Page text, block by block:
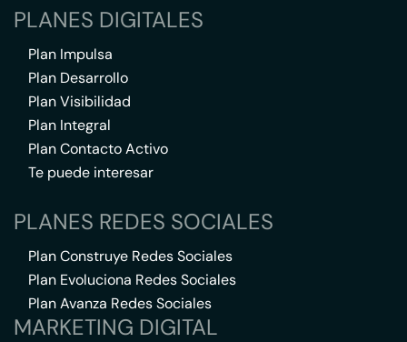
PLANES DIGITALES
Plan Impulsa
Plan Desarrollo
Plan Visibilidad
Plan Integral
Plan Contacto Activo
Te puede interesar
PLANES REDES SOCIALES
Plan Construye Redes Sociales
Plan Evoluciona Redes Sociales
Plan Avanza Redes Sociales
MARKETING DIGITAL